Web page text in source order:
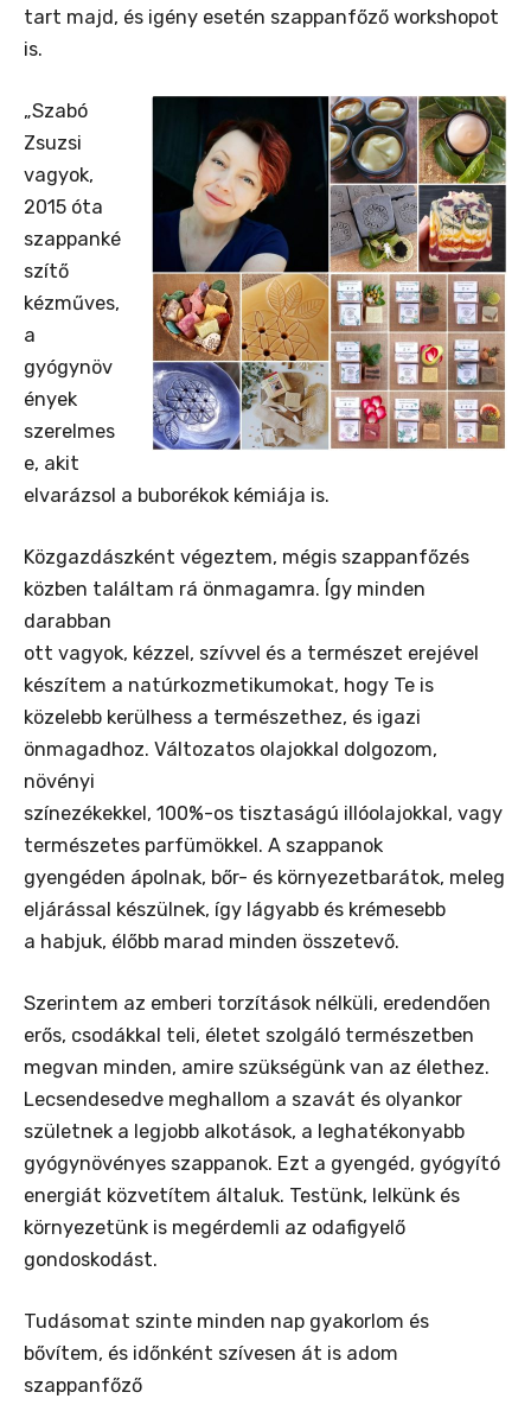
tart majd, és igény esetén szappanfőző workshopot
is.
„Szabó
Zsuzsi
vagyok,
2015 óta
szappanké
szítő
kézműves,
a
gyógynöv
ények
szerelmes
e, akit
elvarázsol a buborékok kémiája is.
Közgazdászként végeztem, mégis szappanfőzés
közben találtam rá önmagamra. Így minden
darabban
ott vagyok, kézzel, szívvel és a természet erejével
készítem a natúrkozmetikumokat, hogy Te is
közelebb kerülhess a természethez, és igazi
önmagadhoz. Változatos olajokkal dolgozom,
növényi
színezékekkel, 100%-os tisztaságú illóolajokkal, vagy
természetes parfümökkel. A szappanok
gyengéden ápolnak, bőr- és környezetbarátok, meleg
eljárással készülnek, így lágyabb és krémesebb
a habjuk, élőbb marad minden összetevő.
Szerintem az emberi torzítások nélküli, eredendően
erős, csodákkal teli, életet szolgáló természetben
megvan minden, amire szükségünk van az élethez.
Lecsendesedve meghallom a szavát és olyankor
születnek a legjobb alkotások, a leghatékonyabb
gyógynövényes szappanok. Ezt a gyengéd, gyógyító
energiát közvetítem általuk. Testünk, lelkünk és
környezetünk is megérdemli az odafigyelő
gondoskodást.
Tudásomat szinte minden nap gyakorlom és
bővítem, és időnként szívesen át is adom
szappanfőző